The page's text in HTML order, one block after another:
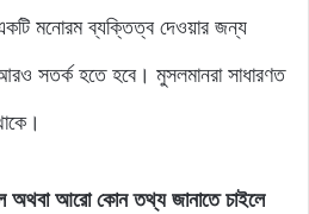
মনোরম ব্যক্তিত্ব দেওয়ার জন্য
সতর্ক হতে হবে। মুসলমানরা সাধারণত
অথবা আরো কোন তথ্য জানাতে চাইলে